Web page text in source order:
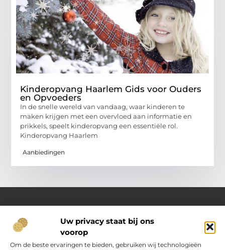
Uw privacy staat bij ons
voorop
Om de beste ervaringen te bieden, gebruiken wij technologieën
Kinderopvang Haarlem Gids voor Ouders
en Opvoeders
In de snelle wereld van vandaag, waar kinderen te
maken krijgen met een overvloed aan informatie en
prikkels, speelt kinderopvang een essentiële rol.
Kinderopvang Haarlem
Aanbiedingen
Over Oranje-web.nl
Dé plek voor praktische inzichten en dagelijkse inspiratie
Verken een gevarieerd aanbod aan artikelen en blogs